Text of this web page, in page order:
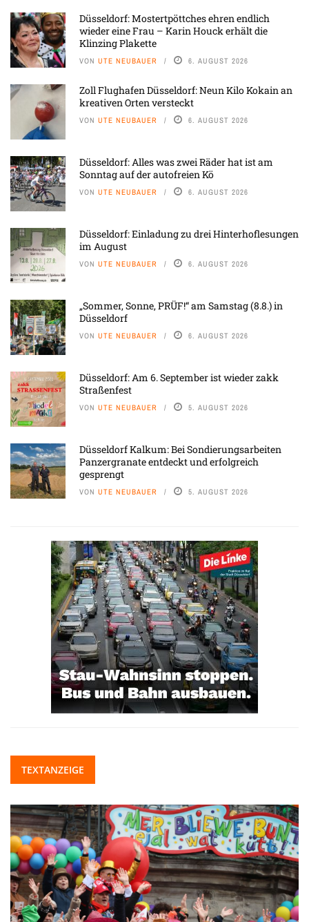
Düsseldorf: Mostertpöttches ehren endlich
wieder eine Frau – Karin Houck erhält die
Klinzing Plakette
VON UTE NEUBAUER 6. AUGUST 2026
Zoll Flughafen Düsseldorf: Neun Kilo Kokain an
kreativen Orten versteckt
VON UTE NEUBAUER 6. AUGUST 2026
Düsseldorf: Alles was zwei Räder hat ist am
Sonntag auf der autofreien Kö
VON UTE NEUBAUER 6. AUGUST 2026
Düsseldorf: Einladung zu drei Hinterhoflesungen
im August
VON UTE NEUBAUER 6. AUGUST 2026
„Sommer, Sonne, PRÜF!“ am Samstag (8.8.) in
Düsseldorf
VON UTE NEUBAUER 6. AUGUST 2026
Düsseldorf: Am 6. September ist wieder zakk
Straßenfest
VON UTE NEUBAUER 5. AUGUST 2026
Düsseldorf Kalkum: Bei Sondierungsarbeiten
Panzergranate entdeckt und erfolgreich
gesprengt
VON UTE NEUBAUER 5. AUGUST 2026
TEXTANZEIGE